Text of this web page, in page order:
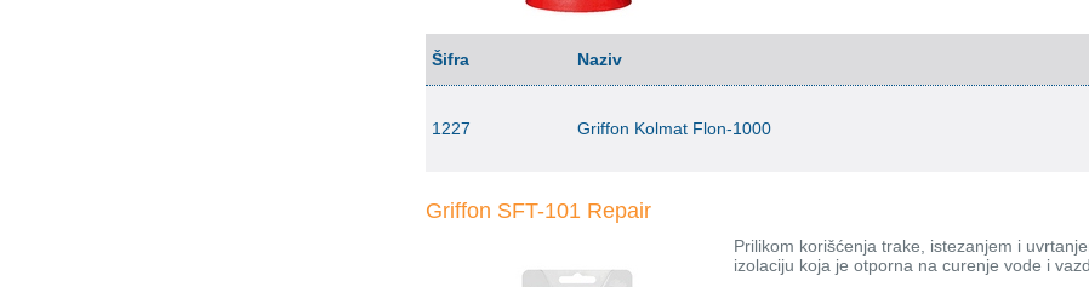
Šifra Naziv
1227 Griffon Kolmat Flon-1000
Griffon SFT-101 Repair
Prilikom korišćenja trake, istezanjem i
izolaciju koja je otporna na curenje vode i